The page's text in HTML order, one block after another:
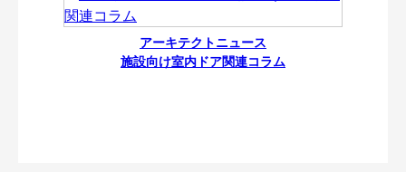
アーキテクトニュース
施設向け室内ドア関連コラム